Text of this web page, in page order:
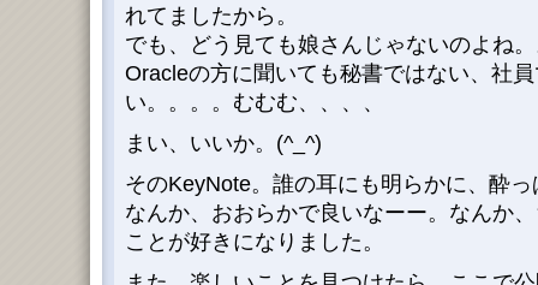
れてましたから。
でも、どう見ても娘さんじゃないのよね
Oracleの方に聞いても秘書ではない、社
い。。。。むむむ、、、、
まい、いいか。(^_^)
そのKeyNote。誰の耳にも明らかに、酔
なんか、おおらかで良いなーー。なんか
ことが好きになりました。